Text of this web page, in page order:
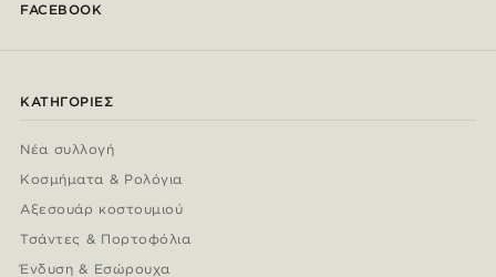
FACEBOOK
ΚΑΤΗΓΟΡΊΕΣ
Νέα συλλογή
Κοσμήματα & Ρολόγια
Αξεσουάρ κοστουμιού
Τσάντες & Πορτοφόλια
Ένδυση & Εσώρουχα